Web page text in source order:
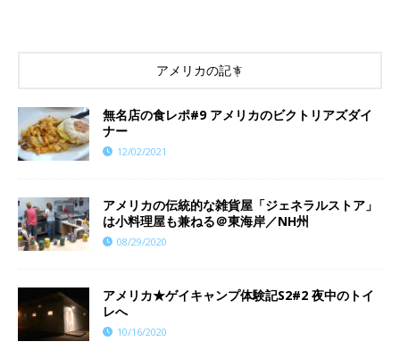
アメリカの記事
無名店の食レポ#9 アメリカのビクトリアズダイ
ナー
12/02/2021
アメリカの伝統的な雑貨屋「ジェネラルストア」
は小料理屋も兼ねる＠東海岸／NH州
08/29/2020
アメリカ★ゲイキャンプ体験記S2#2 夜中のトイ
レへ
10/16/2020